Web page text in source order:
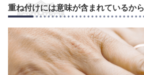
重ね付けには意味が含まれているから